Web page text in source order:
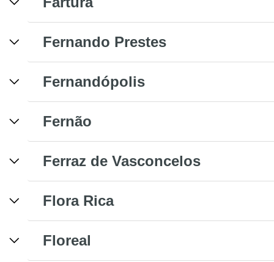
Fernando Prestes
Fernandópolis
Fernão
Ferraz de Vasconcelos
Flora Rica
Floreal